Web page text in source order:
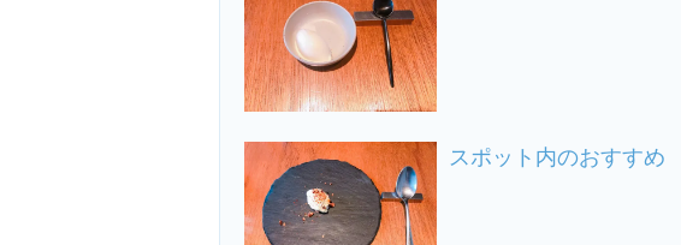
スポット内のおすすめ